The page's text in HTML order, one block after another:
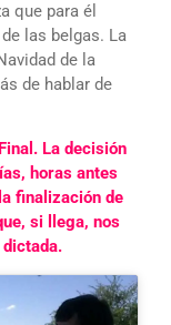
que para él
las belgas. La
de la
de hablar de
La decisión
horas antes
finalización de
si llega, nos